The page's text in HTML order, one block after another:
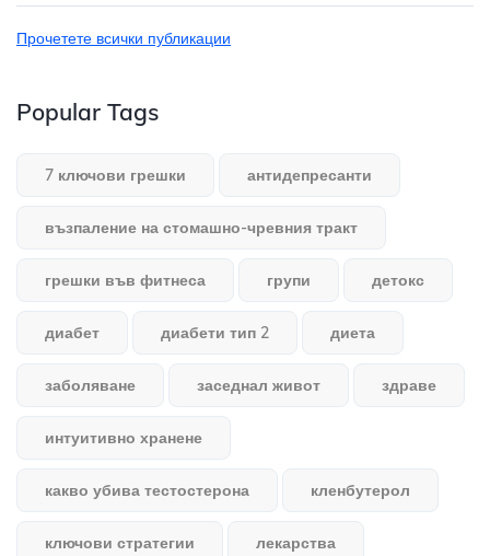
Прочетете всички публикации
Popular Tags
7 ключови грешки антидепресанти
възпаление на стомашно-чревния тракт
грешки във фитнеса групи детокс
диабет диабети тип 2 диета
заболяване заседнал живот здраве
интуитивно хранене
какво убива тестостерона кленбутерол
ключови стратегии лекарства